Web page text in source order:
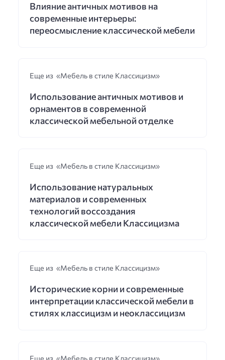
Влияние античных мотивов на
современные интерьеры:
переосмысление классической мебели
Еще из «Мебель в стиле Классицизм»
Использование античных мотивов и
орнаментов в современной
классической мебельной отделке
Еще из «Мебель в стиле Классицизм»
Использование натуральных
материалов и современных
технологий воссоздания
классической мебели Классицизма
Еще из «Мебель в стиле Классицизм»
Исторические корни и современные
интерпретации классической мебели в
стилях классицизм и неоклассицизм
Еще из «Мебель в стиле Классицизм»